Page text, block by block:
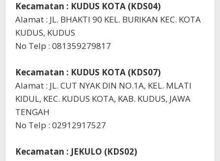
Kecamatan : KUDUS KOTA (KDS04)
Alamat : JL. BHAKTI 90 KEL. BURIKAN KEC. KOTA
KUDUS, KUDUS
No Telp : 081359279817
Kecamatan : KUDUS KOTA (KDS07)
Alamat : JL. CUT NYAK DIN NO.1A, KEL. MLATI
KIDUL, KEC. KUDUS KOTA, KAB. KUDUS, JAWA
TENGAH
No Telp : 02912917527
Kecamatan : JEKULO (KDS02)